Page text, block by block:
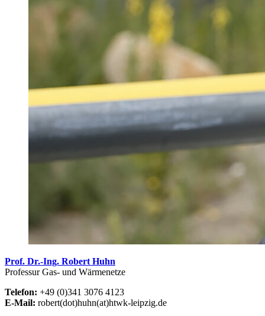
Prof. Dr.-Ing. Robert Huhn
Professur Gas- und Wärmenetze
Telefon: +49 (0)341 3076 4123
E-Mail: robert(dot)huhn(at)htwk-leipzig.de